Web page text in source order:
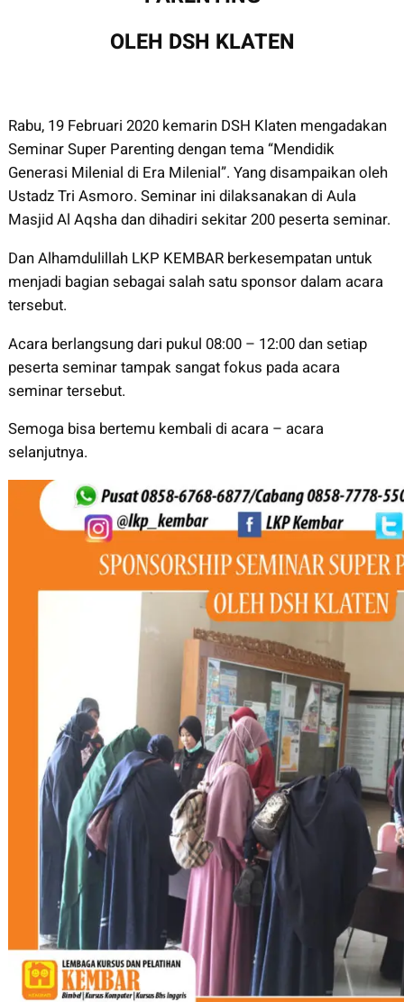
OLEH DSH KLATEN
Rabu, 19 Februari 2020 kemarin DSH Klaten mengadakan
Seminar Super Parenting dengan tema “Mendidik
Generasi Milenial di Era Milenial”. Yang disampaikan oleh
Ustadz Tri Asmoro. Seminar ini dilaksanakan di Aula
Masjid Al Aqsha dan dihadiri sekitar 200 peserta seminar.
Dan Alhamdulillah LKP KEMBAR berkesempatan untuk
menjadi bagian sebagai salah satu sponsor dalam acara
tersebut.
Acara berlangsung dari pukul 08:00 – 12:00 dan setiap
peserta seminar tampak sangat fokus pada acara
seminar tersebut.
Semoga bisa bertemu kembali di acara – acara
selanjutnya.